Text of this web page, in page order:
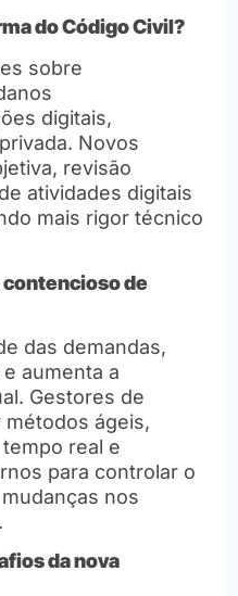
do Código Civil?
sobre
digitais,
Novos
revisão
atividades digitais
mais rigor técnico
contencioso de
das demandas,
aumenta a
Gestores de
métodos ágeis,
real e
para controlar o
nos
da nova